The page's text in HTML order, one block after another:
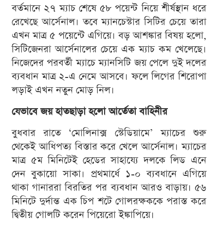
বর্তমানে ২৭ ম্যাচ শেষে ৫৮ পয়েন্ট নিয়ে শীর্ষস্থান ধরে
রেখেছে আর্সেনাল। তবে ম্যানচেস্টার সিটির চেয়ে তারা
এখন মাত্র ৫ পয়েন্টে এগিয়ে। বড় আশঙ্কার বিষয় হলো,
সিটিজেনরা আর্সেনালের চেয়ে এক ম্যাচ কম খেলেছে।
নিজেদের পরবর্তী ম্যাচে ম্যানসিটি জয় পেলে দুই দলের
ব্যবধান মাত্র ২-এ নেমে আসবে। ফলে লিগের শিরোপা
লড়াই এখন নতুন মোড় নিল।
যেভাবে জয় হাতছাড়া হলো আর্তেতা বাহিনীর
বুধবার রাতে ‘মোলিনাক্স স্টেডিয়ামে’ ম্যাচের শুরু
থেকেই আধিপত্য বিস্তার করে খেলে আর্সেনাল। ম্যাচের
মাত্র ৫ম মিনিটেই হেডের সাহায্যে দলকে লিড এনে
দেন বুকায়ো সাকা। প্রথমার্ধে ১-০ ব্যবধানে এগিয়ে
থাকা গানাররা বিরতির পর ব্যবধান আরও বাড়ায়। ৫৬
মিনিটে দুর্দান্ত এক চিপ শটে গোলরক্ষককে পরাস্ত করে
দ্বিতীয় গোলটি করেন পিয়েরো ইঙ্কাপিয়ে।